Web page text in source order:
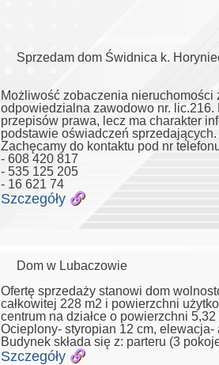
Sprzedam dom Świdnica k.
Możliwość zobaczenia
odpowiedzialna zawodowo nr.
przepisów prawa, lecz ma charakter
podstawie oświadczeń sprzedających.
Zachęcamy do kontaktu pod nr
- 608 420 817
- 535 125 205
- 16 621 74
Szczegóły
Dom w Lubaczowie
Ofertę sprzedaży stanowi dom
całkowitej 228 m2 i powierzchni
centrum na działce o powierzchni
Ocieplony- styropian 12 cm,
Budynek składa się z: parteru (3
Szczegóły